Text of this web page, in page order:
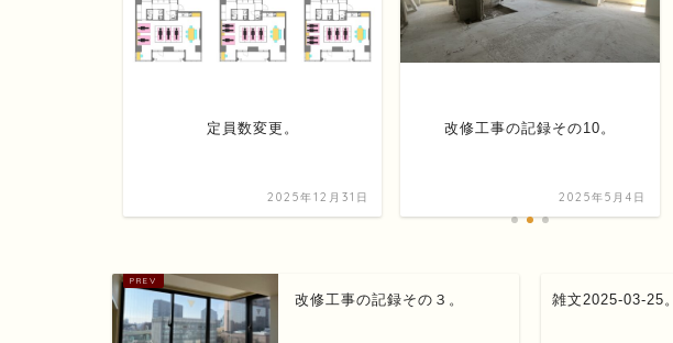
定員数変更。
2025年12月31日
改修工事の記録その10。
2025年5月4日
改修工事の記録その３。 雑文2025-03-25。